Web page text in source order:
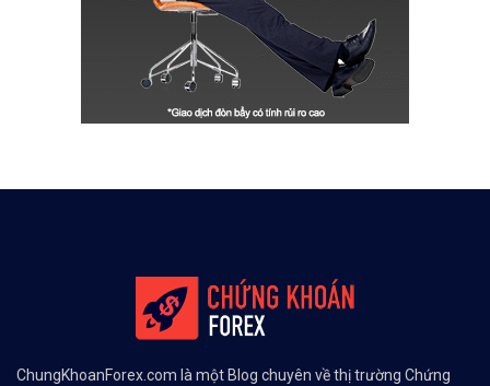
ChungKhoanForex.com là một Blog chuyên về thị trường Chứng